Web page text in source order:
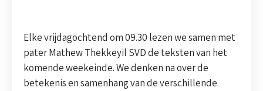
Elke vrijdagochtend om 09.30 lezen we samen met
pater Mathew Thekkeyil SVD de teksten van het
komende weekeinde. We denken na over de
betekenis en samenhang van de verschillende